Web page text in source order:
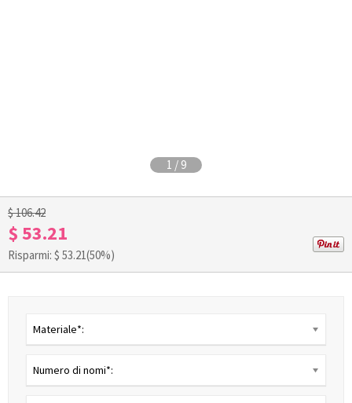
1 / 9
$ 106.42
$ 53.21
Risparmi: $ 53.21(50%)
Materiale*:
Numero di nomi*: